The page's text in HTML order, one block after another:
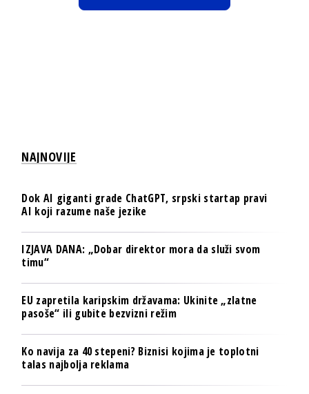
NAJNOVIJE
Dok AI giganti grade ChatGPT, srpski startap pravi
AI koji razume naše jezike
IZJAVA DANA: „Dobar direktor mora da služi svom
timu“
EU zapretila karipskim državama: Ukinite „zlatne
pasoše“ ili gubite bezvizni režim
Ko navija za 40 stepeni? Biznisi kojima je toplotni
talas najbolja reklama